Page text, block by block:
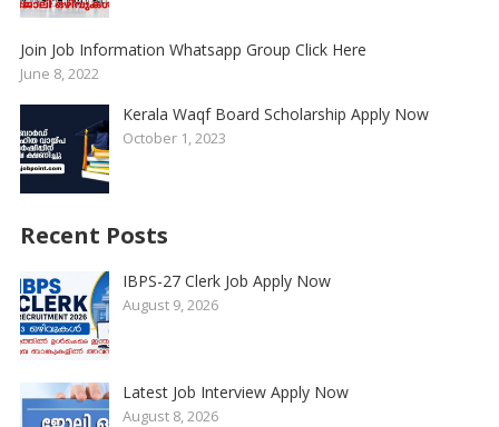
Join Job Information Whatsapp Group Click Here
June 8, 2022
Kerala Waqf Board Scholarship Apply Now
October 1, 2023
Recent Posts
IBPS-27 Clerk Job Apply Now
August 9, 2026
Latest Job Interview Apply Now
August 8, 2026